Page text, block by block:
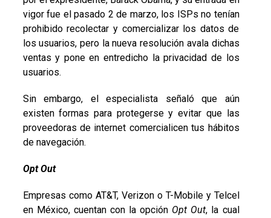
vigor fue el pasado 2 de marzo, los ISPs no tenían
prohibido recolectar y comercializar los datos de
los usuarios, pero la nueva resolución avala dichas
ventas y pone en entredicho la privacidad de los
usuarios.
Sin embargo, el especialista señaló que aún
existen formas para protegerse y evitar que las
proveedoras de internet comercialicen tus hábitos
de navegación.
Opt Out
Empresas como AT&T, Verizon o T-Mobile y Telcel
en México, cuentan con la opción Opt Out, la cual